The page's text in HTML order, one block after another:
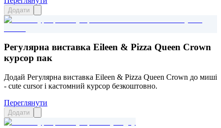
Додати
Регулярна виставка Eileen & Pizza Queen Crown
курсор пак
Додай Регулярна виставка Eileen & Pizza Queen Crown до миші
- cute cursor і кастомний курсор безкоштовно.
Переглянути
Додати